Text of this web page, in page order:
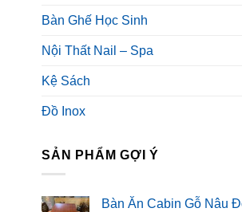
Bàn Ghế Học Sinh
Nội Thất Nail – Spa
Kệ Sách
Đồ Inox
SẢN PHẨM GỢI Ý
Bàn Ăn Cabin Gỗ Nâu